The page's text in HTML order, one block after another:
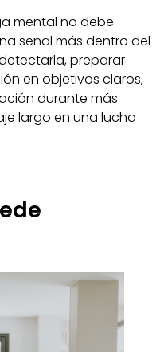
mental no debe
señal más dentro del
preparar
en objetivos claros,
durante más
largo en una lucha